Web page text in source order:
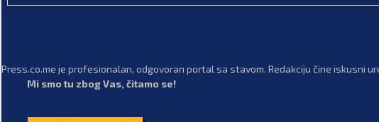
Press.co.me je profesionalan, odgovoran portal sa stavom. Redakciju čine iskusni
Mi smo tu zbog Vas, čitamo se!